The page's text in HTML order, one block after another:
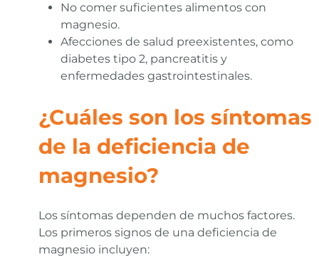
No comer suficientes alimentos con
magnesio.
Afecciones de salud preexistentes, como
diabetes tipo 2, pancreatitis y
enfermedades gastrointestinales.
¿Cuáles son los síntomas
de la deficiencia de
magnesio?
Los síntomas dependen de muchos factores.
Los primeros signos de una deficiencia de
magnesio incluyen: